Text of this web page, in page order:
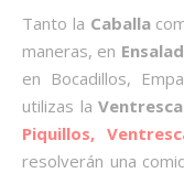
Tanto la Caballa
maneras, en
en Bocadillos,
utilizas la
Piquillos,
resolverán una